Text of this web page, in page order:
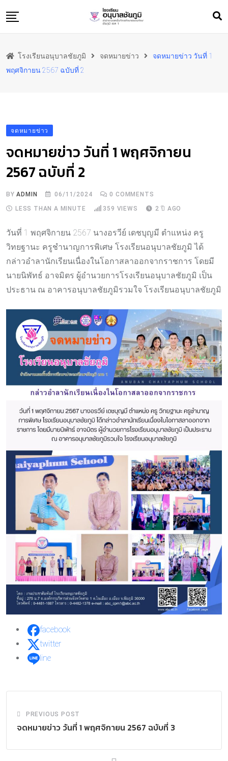
ข้อมูลพื้นฐาน
ภาพกิจกรรม
ผลงาน
ติดต่อเรา
โรงเรียนอนุบาลชัยภูมิ จดหมายข่าว
จดหมายข่าว วันที่ 1
พฤศจิกายน 2567 ฉบับที่ 2
จดหมายข่าว
จดหมายข่าว วันที่ 1 พฤศจิกายน
2567 ฉบับที่ 2
BYADMIN 06/11/2024 0 COMMENTS
LESS THAN A MINUTE
359 VIEWS 2 ปี AGO
วันที่ 1 พฤศจิกายน 2567 นางอรวีย์ เดชบุญมี ตำแหน่ง ครู
วิทยฐานะ ครูชำนาญการพิเศษ โรงเรียนอนุบาลชัยภูมิ ได้
กล่าวอำลานักเรียนเนื่องในโอกาสลาออกจากราชการ โดยมี
นายนิพัทธ์ อาจมิตร ผู้อำนวยการโรงเรียนอนุบาลชัยภูมิ เป็น
ประธาน ณ อาคารอนุบาลชัยภูมิรวมใจ โรงเรียนอนุบาลชัยภูมิ
facebook
twitter
line
PREVIOUS POST
จดหมายข่าว วันที่ 1 พฤศจิกายน 2567 ฉบับที่ 3